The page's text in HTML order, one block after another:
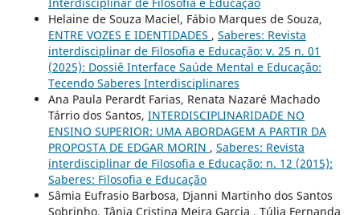
Helaine de Souza Maciel, Fábio Marques de Souza,
ENTRE VOZES E IDENTIDADES , Saberes: Revista
interdisciplinar de Filosofia e Educação: v. 25 n. 01
(2025): Dossiê Interface Saúde Mental e Educação:
Tecendo Saberes Interdisciplinares
Ana Paula Perardt Farias, Renata Nazaré Machado
Tárrio dos Santos, INTERDISCIPLINARIDADE NO
ENSINO SUPERIOR: UMA ABORDAGEM A PARTIR DA
PROPOSTA DE EDGAR MORIN , Saberes: Revista
interdisciplinar de Filosofia e Educação: n. 12 (2015):
Saberes: Filosofia e Educação
Sâmia Eufrasio Barbosa, Djanni Martinho dos Santos
Sobrinho, Tânia Cristina Meira Garcia , Túlia Fernanda